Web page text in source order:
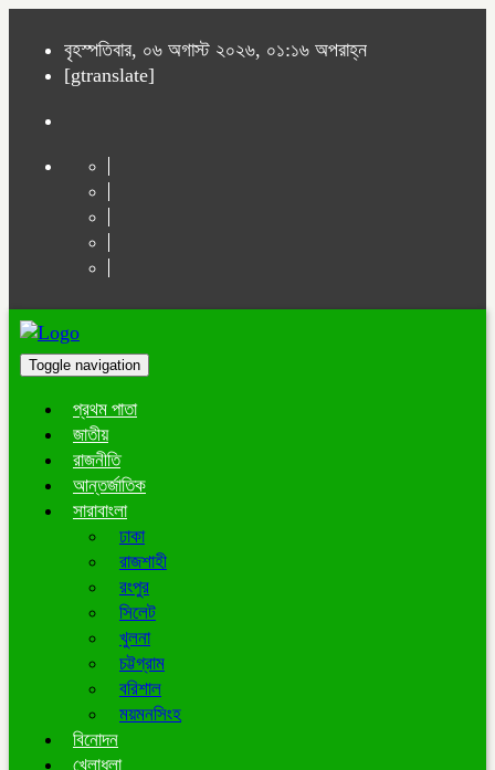
বৃহস্পতিবার, ০৬ অগাস্ট ২০২৬, ০১:১৬ অপরাহ্ন
[gtranslate]
Toggle navigation
প্রথম পাতা
জাতীয়
রাজনীতি
আন্তর্জাতিক
সারাবাংলা
ঢাকা
রাজশাহী
রংপুর
সিলেট
খুলনা
চট্টগ্রাম
বরিশাল
ময়মনসিংহ
বিনোদন
খেলাধুলা